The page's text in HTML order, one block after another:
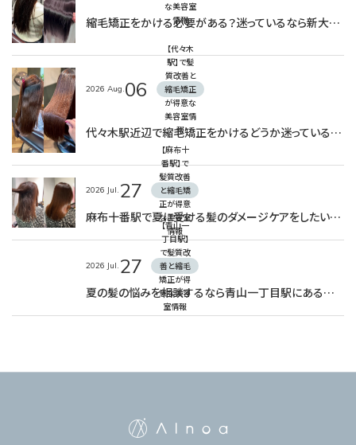
な美容室
情報
縮毛矯正をかける必要がある？迷っているなら新大久保駅のAInoa CRONOSへ
2026 Aug.06
【代々木
駅】で髪
質改善と
縮毛矯正
が得意な
美容室情
報
代々木駅近辺で縮毛矯正をかけるどうか迷っている方へぜひ読んでほしい！
2026 Jul. 27
【麻布十
番駅】で
髪質改善
と縮毛矯
正が得意
な美容室
情報
麻布十番駅で夏に受ける髪のダメージケアをしたい方必見！
2026 Jul. 27
【青山一
丁目駅】
で髪質改
善と縮毛
矯正が得
意な美容
室情報
夏の髪の悩みを相談するなら青山一丁目駅にある美容室へ（AInoa RUANA）
AInoa